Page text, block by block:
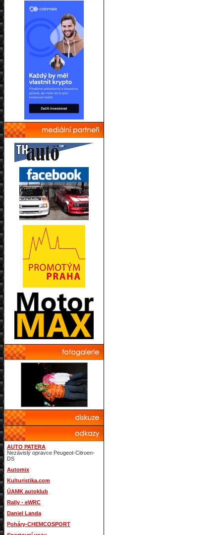
AUTO PATERA
Nezávislý opravce Peugeot-Citroen-
DS
Automix
Kulturistika.com
ÚAMK autoklub
Rally - eWRC
Daniel Landa
Poháry-CHEMCOSPORT